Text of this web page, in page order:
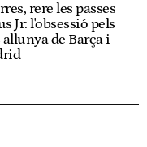
rere les passes
Jr: l'obsessió pels
de Barça i